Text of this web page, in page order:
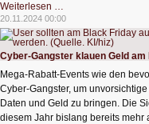
Weiterlesen …
Recycling
mit
Zitronensäure
20.11.2024 00:00
Cyber-Gangster klauen Geld
Mega-Rabatt-Events wie den
Cyber-Gangster, um
Daten und Geld zu bringen. Die
diesem Jahr bislang bereits mehr